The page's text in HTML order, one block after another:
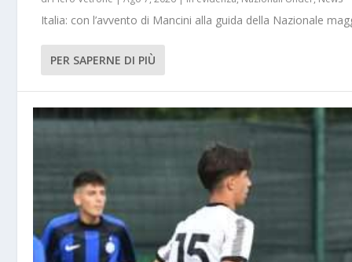
Italia: con l’avvento di Mancini alla guida della Nazionale
PER SAPERNE DI PIÙ